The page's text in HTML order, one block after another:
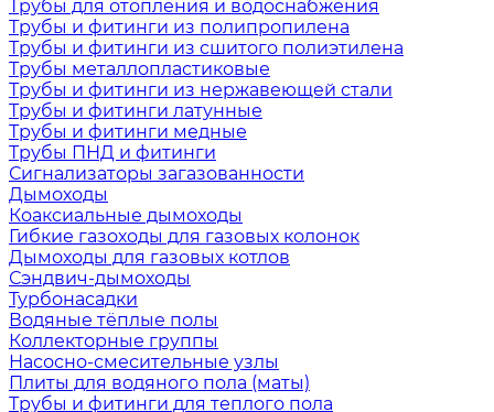
Трубы для отопления и водоснабжения
Трубы и фитинги из полипропилена
Трубы и фитинги из сшитого полиэтилена
Трубы металлопластиковые
Трубы и фитинги из нержавеющей стали
Трубы и фитинги латунные
Трубы и фитинги медные
Трубы ПНД и фитинги
Сигнализаторы загазованности
Дымоходы
Коаксиальные дымоходы
Гибкие газоходы для газовых колонок
Дымоходы для газовых котлов
Сэндвич-дымоходы
Турбонасадки
Водяные тёплые полы
Коллекторные группы
Насосно-смесительные узлы
Плиты для водяного пола (маты)
Трубы и фитинги для теплого пола